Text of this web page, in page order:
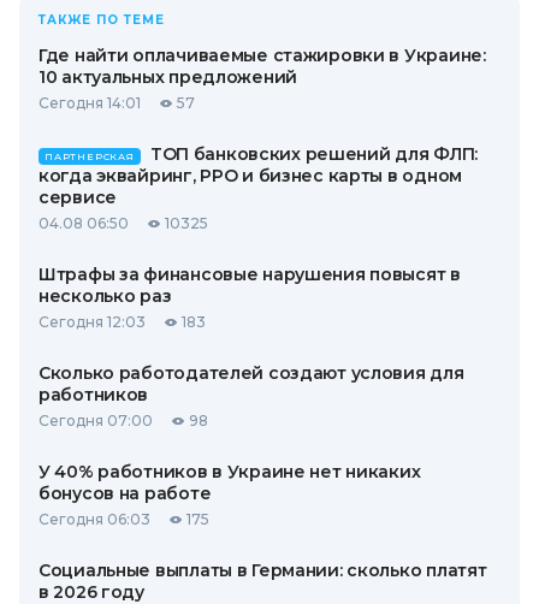
ТАКЖЕ ПО ТЕМЕ
Где найти оплачиваемые стажировки в Украине:
10 актуальных предложений
Сегодня 14:01 57
ПАРТНЕРСКАЯ
ТОП банковских решений для ФЛП:
когда эквайринг, РРО и бизнес карты в одном
сервисе
04.08 06:50 10325
Штрафы за финансовые нарушения повысят в
несколько раз
Сегодня 12:03 183
Сколько работодателей создают условия для
работников
Сегодня 07:00 98
У 40% работников в Украине нет никаких
бонусов на работе
Сегодня 06:03 175
Социальные выплаты в Германии: сколько платят
в 2026 году